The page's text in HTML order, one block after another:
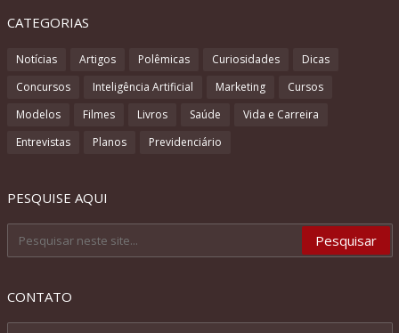
CATEGORIAS
Notícias Artigos Polêmicas Curiosidades
Dicas
Concursos
Inteligência Artificial Marketing
Cursos
Modelos
Filmes Livros Saúde
Vida e Carreira
Entrevistas
Planos Previdenciário
PESQUISE AQUI
CONTATO